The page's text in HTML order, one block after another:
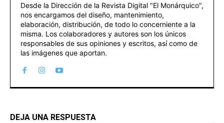
Desde la Dirección de la Revista Digital "El Monárquico",
nos encargamos del diseño, mantenimiento,
elaboración, distribución, de todo lo concerniente a la
misma. Los colaboradores y autores son los únicos
responsables de sus opiniones y escritos, así como de
las imágenes que aportan.
DEJA UNA RESPUESTA